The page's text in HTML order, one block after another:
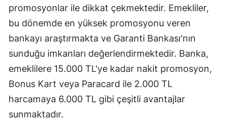
Gümüşhane
Hakkari
Isparta
promosyonlar ile dikkat çekmektedir. Emekliler,
bu dönemde en yüksek promosyonu veren
bankayı araştırmakta ve Garanti Bankası'nın
sunduğu imkanları değerlendirmektedir. Banka,
emeklilere 15.000 TL'ye kadar nakit promosyon,
Bonus Kart veya Paracard ile 2.000 TL
harcamaya 6.000 TL gibi çeşitli avantajlar
sunmaktadır.